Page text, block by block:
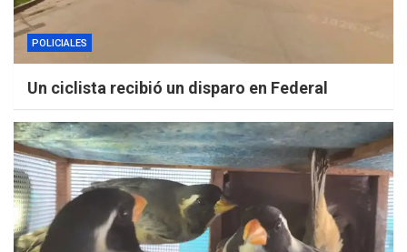
POLICIALES
Un ciclista recibió un disparo en Federal